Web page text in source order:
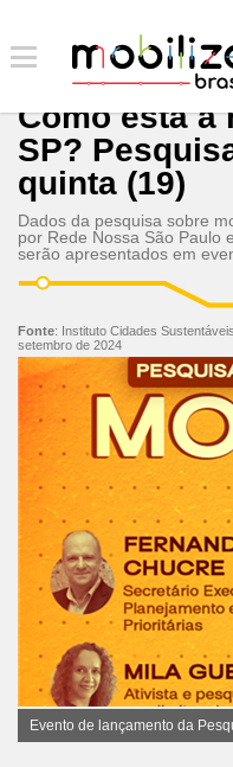
Como está a
SP?
quinta (19)
Dados da pesquisa sobre
por Rede Nossa São Paulo
serão apresentados em
Fonte: Instituto Cidades Sustentáveis
setembro de 2024
Evento de lançamento da